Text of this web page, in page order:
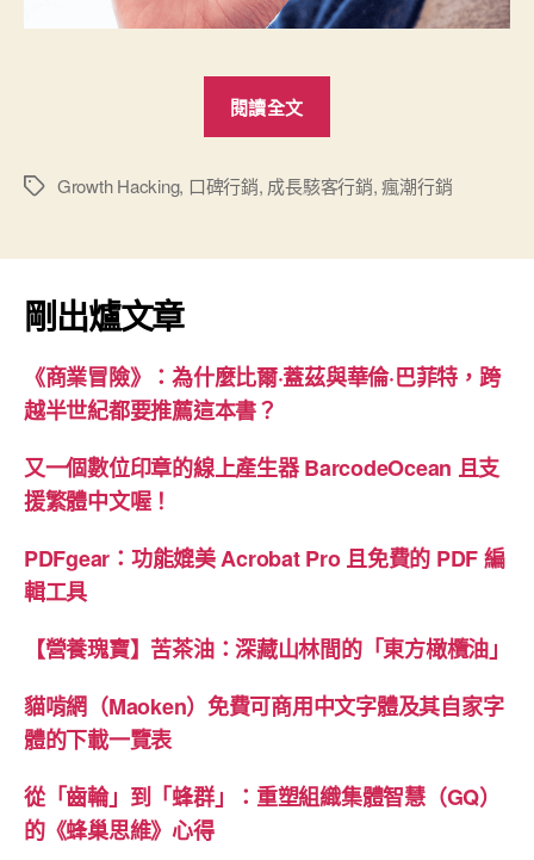
閱讀全文
潮
銷》”
標
Growth Hacking, 口碑行銷, 成長駭客行銷,瘋潮行銷
剛出爐文章
《商業冒險》：為什麼比爾·蓋茲與華倫·巴菲特，跨
越半世紀都要推薦這本書？
又一個數位印章的線上產生器 BarcodeOcean 且支
援繁體中文喔！
PDFgear：功能媲美 Acrobat Pro 且免費的 PDF 編
輯工具
【營養瑰寶】苦茶油：深藏山林間的「東方橄欖油」
貓啃網（Maoken）免費可商用中文字體及其自家字
體的下載一覽表
從「齒輪」到「蜂群」：重塑組織集體智慧（GQ）
的《蜂巢思維》心得